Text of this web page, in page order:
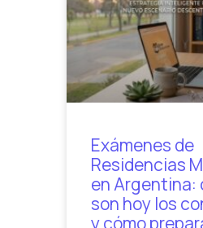
Exámenes de
Residencias
en Argentina:
son hoy los
y cómo